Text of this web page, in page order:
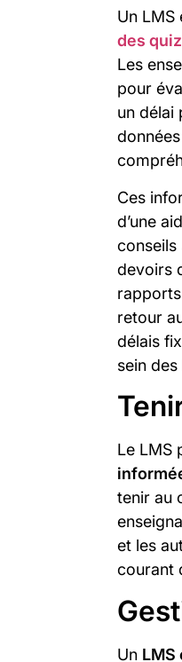
Un LMS
des
Les
pour
un délai
Ces
d’une
conseils
devoirs
retour
délais
sein des
Le LMS
tenir au
et les
courant
Un LMS